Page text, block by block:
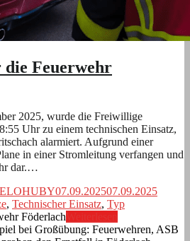
Feuerwehr
2025, wurde die Freiwillige
Uhr zu einem technischen Einsatz,
alarmiert. Aufgrund einer
in einer Stromleitung verfangen und
dar.…
07.09.202507.09.2025
, Technischer Einsatz, Typ
Föderlach
bei Großübung: Feuerwehren, ASB